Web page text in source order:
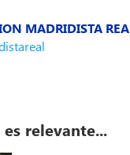
MADRIDISTA
relevante...